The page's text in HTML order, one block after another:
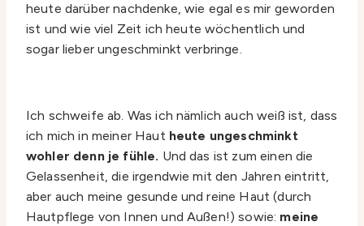
heute darüber nachdenke, wie egal es mir geworden
ist und wie viel Zeit ich heute wöchentlich und
sogar lieber ungeschminkt verbringe.
Ich schweife ab. Was ich nämlich auch weiß ist, dass
ich mich in meiner Haut heute ungeschminkt
wohler denn je fühle. Und das ist zum einen die
Gelassenheit, die irgendwie mit den Jahren eintritt,
aber auch meine gesunde und reine Haut (durch
Hautpflege von Innen und Außen!) sowie: meine